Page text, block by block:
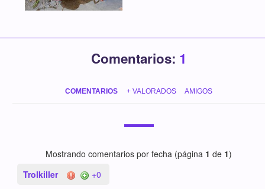
Comentarios: 1
COMENTARIOS + VALORADOS AMIGOS
Mostrando comentarios por fecha (página 1 de 1)
Trolkiller
+0